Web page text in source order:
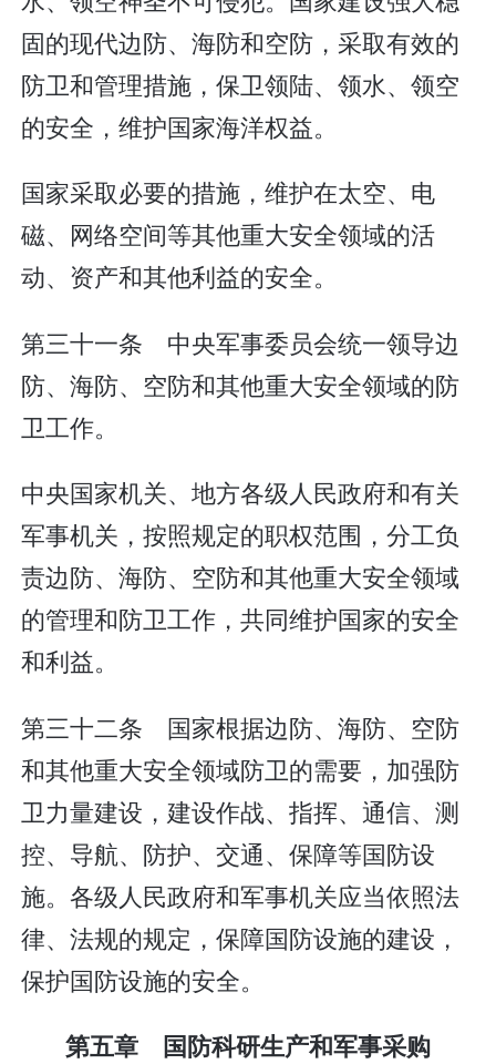
固的现代边防、海防和空防，采取有效的
防卫和管理措施，保卫领陆、领水、领空
的安全，维护国家海洋权益。
国家采取必要的措施，维护在太空、电
磁、网络空间等其他重大安全领域的活
动、资产和其他利益的安全。
第三十一条 中央军事委员会统一领导边
防、海防、空防和其他重大安全领域的防
卫工作。
中央国家机关、地方各级人民政府和有关
军事机关，按照规定的职权范围，分工负
责边防、海防、空防和其他重大安全领域
的管理和防卫工作，共同维护国家的安全
和利益。
第三十二条 国家根据边防、海防、空防
和其他重大安全领域防卫的需要，加强防
卫力量建设，建设作战、指挥、通信、测
控、导航、防护、交通、保障等国防设
施。各级人民政府和军事机关应当依照法
律、法规的规定，保障国防设施的建设，
保护国防设施的安全。
第五章 国防科研生产和军事采购